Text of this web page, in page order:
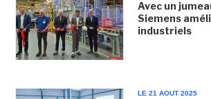
Avec un
Siemens
industriels
LE 21 AOUT 2025